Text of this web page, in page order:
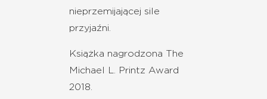
nieprzemijającej sile
przyjaźni.
Książka nagrodzona The
Michael L. Printz Award
2018.